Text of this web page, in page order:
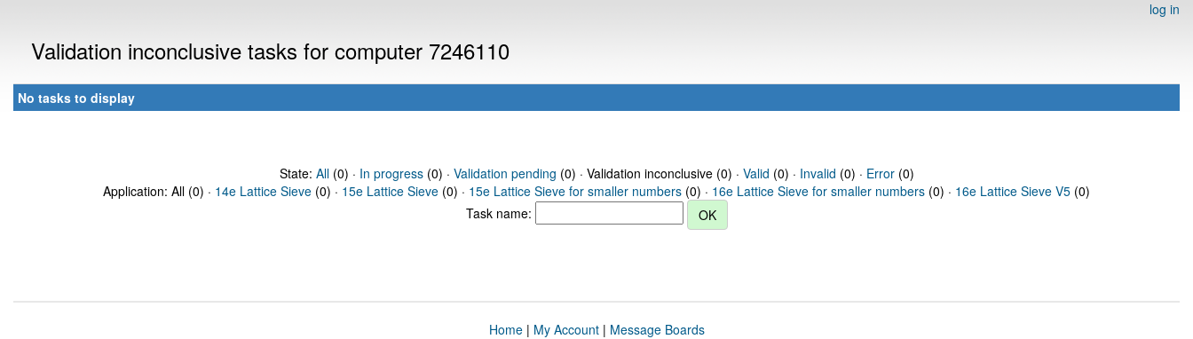
log in
Validation inconclusive tasks for computer 7246110
No tasks to display
State: All(0) · In progress(0) · Validation pending (0) · Validation inconclusive (0) · Valid (0) · Invalid (0) · Error(0)
Application: All (0) · 14e Lattice Sieve (0) · 15e Lattice Sieve (0) · 15e Lattice Sieve for smaller numbers (0) · 16e Lattice Sieve for smaller numbers (0) · 16e Lattice Sieve V5 (0)
Task name:
Home| My Account| Message Boards